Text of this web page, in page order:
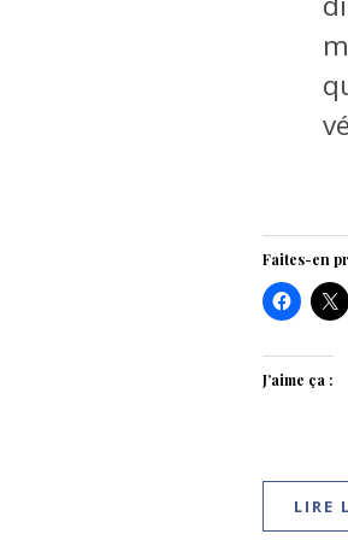
Faites-en
J’aime ça :
LIRE